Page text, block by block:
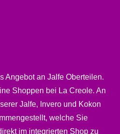
Angebot an Jalfe Oberteilen.
Shoppen bei La Creole. An
Jalfe, Invero und Kokon
welche Sie
im integrierten Shop zu